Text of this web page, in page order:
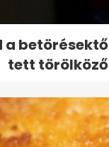
a
tett